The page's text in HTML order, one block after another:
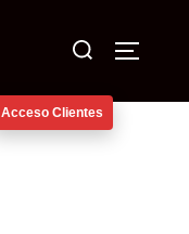
Buscar:
Acceso Clientes